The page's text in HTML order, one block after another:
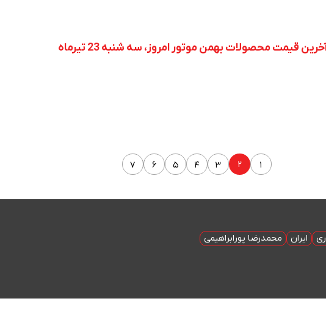
قیمت محصولات بهمن موتور امروز، سه شنبه 23 تیرماه
۱ ۲ ۳ ۴ ۵ ۶ ۷
ایران محمدرضا پورابراهیمی